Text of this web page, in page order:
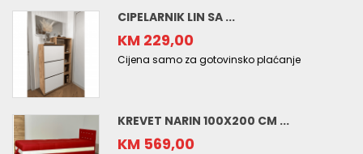
CIPELARNIK LIN SA ...
KM 229,00
Cijena samo za gotovinsko plaćanje
KREVET NARIN 100X200 CM ...
KM 569,00